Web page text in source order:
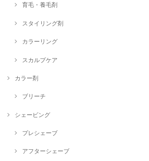
育毛・養毛剤
スタイリング剤
カラーリング
スカルプケア
カラー剤
ブリーチ
シェービング
プレシェーブ
アフターシェーブ